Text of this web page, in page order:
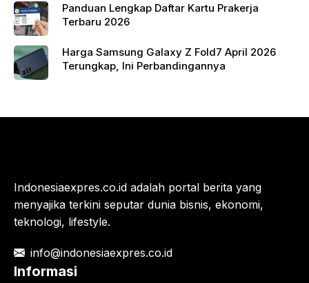
Panduan Lengkap Daftar Kartu Prakerja
Terbaru 2026
Harga Samsung Galaxy Z Fold7 April 2026
Terungkap, Ini Perbandingannya
Indonesiaexpres.co.id adalah portal berita yang
menyajika terkini seputar dunia bisnis, ekonomi,
teknologi, lifestyle.
info@indonesiaexpres.co.id
Informasi